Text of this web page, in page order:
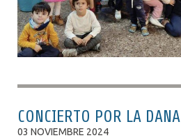
CONCIERTO POR LA DANA
03 NOVIEMBRE 2024